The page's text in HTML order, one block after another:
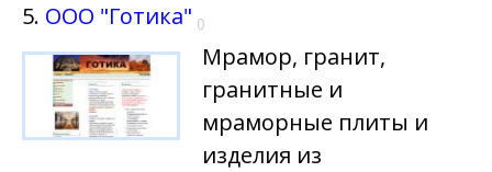
5. ООО "Готика" 0
Мрамор, гранит,
гранитные и
мраморные плиты и
изделия из